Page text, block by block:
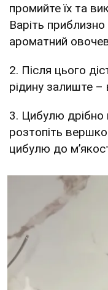
промийте їх та
Варіть
ароматний
2. Після цього
рідину залиште
3. Цибулю дрібно
розтопіть
цибулю до